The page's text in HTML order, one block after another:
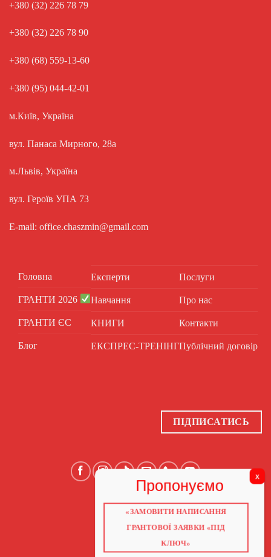
+380 (32) 226 78 79
+380 (32) 226 78 90
+380 (68) 559-13-60
+380 (95) 044-42-01
м.Київ, Україна
вул. Панаса Мирного, 28а
м.Львів, Україна
вул. Героїв УПА 73
E-mail: office.chaszmin@gmail.com
Головна
ГРАНТИ 2026
ГРАНТИ ЄС
Блог
Експерти
Навчання
КНИГИ
ЕКСПРЕС-ТРЕНІНГ
Послуги
Про нас
Контакти
Публічний договір
ПІДПИСАТИСЬ
ГОЛОВНА
ПРО НАС
ГРАНТИ 2026
«ЗАМОВИТИ НАПИСАННЯ
ГРАНТОВОЇ ЗАЯВКИ «ПІД
КЛЮЧ»